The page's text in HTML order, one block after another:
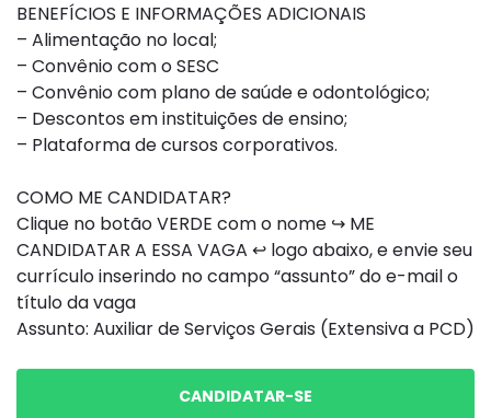
BENEFÍCIOS E INFORMAÇÕES ADICIONAIS
– Alimentação no local;
– Convênio com o SESC
– Convênio com plano de saúde e odontológico;
– Descontos em instituições de ensino;
– Plataforma de cursos corporativos.
COMO ME CANDIDATAR?
Clique no botão VERDE com o nome ↪ ME
CANDIDATAR A ESSA VAGA ↩ logo abaixo, e envie seu
currículo inserindo no campo “assunto” do e-mail o
título da vaga
Assunto: Auxiliar de Serviços Gerais (Extensiva a PCD)
CANDIDATAR-SE